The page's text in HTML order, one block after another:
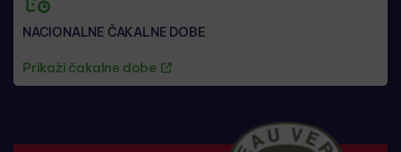
NACIONALNE ČAKALNE DOBE
Prikaži čakalne dobe